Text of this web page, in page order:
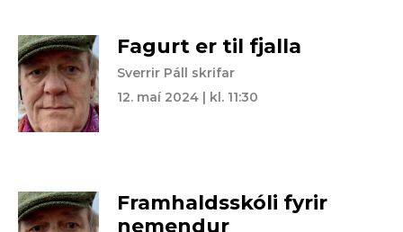
Fagurt er til fjalla
Sverrir Páll skrifar
12. maí 2024 | kl. 11:30
Framhaldsskóli fyrir
nemendur